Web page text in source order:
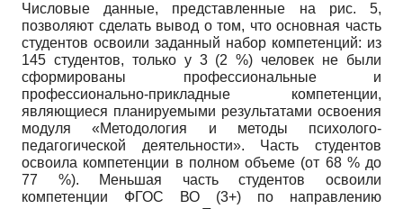
Числовые данные, представленные на рис. 5,
позволяют сделать вывод о том, что основная часть
студентов освоили заданный набор компетенций: из
145 студентов, только у 3 (2 %) человек не были
сформированы профессиональные и
профессионально-прикладные компетенции,
являющиеся планируемыми результатами освоения
модуля «Методология и методы психолого-
педагогической деятельности». Часть студентов
освоила компетенции в полном объеме (от 68 % до
77 %). Меньшая часть студентов освоили
компетенции ФГОС ВО (3+) по направлению